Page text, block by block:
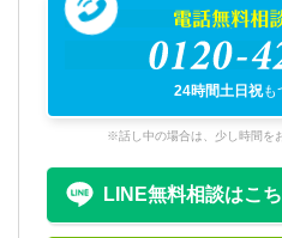
電話無料相
0120-
24時間土日祝も
※話し中の場合は、少し時間を
LINE無料相談はこ